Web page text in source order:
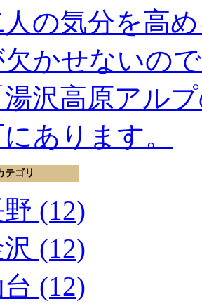
人の気分を高
欠かせないの
湯沢高原アル
あります。
テゴリ
(12)
(12)
(12)